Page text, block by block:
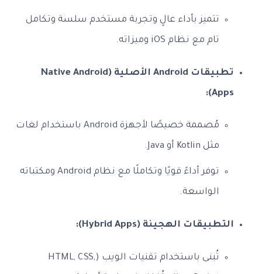
تتميز بأداء عالٍ وتجربة مستخدم سلسة وتكامل
تام مع نظام iOS وميزاته.
تطبيقات Android الأصلية (Native Android
Apps):
مُصممة خصيصًا لأجهزة Android باستخدام لغات
مثل Kotlin أو Java.
توفر أداءً قويًا وتكاملًا مع نظام Android ومكتباته
الواسعة.
التطبيقات الهجينة (Hybrid Apps):
تُبنى باستخدام تقنيات الويب (HTML, CSS,